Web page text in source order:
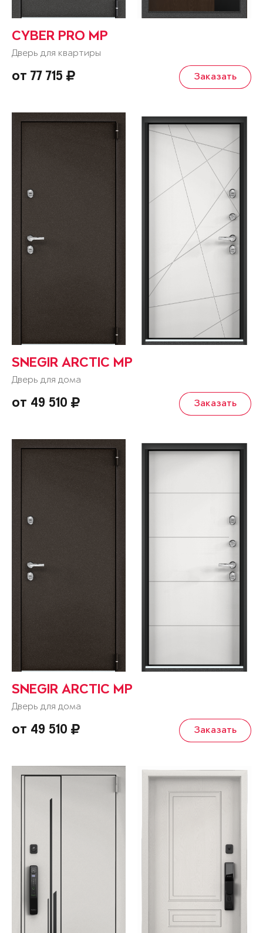
CYBER PRO MP
Дверь для квартиры
от 77 715 Заказать
SNEGIR ARCTIC MP
Дверь для дома
от 49 510 Заказать
SNEGIR ARCTIC MP
Дверь для дома
от 49 510 Заказать